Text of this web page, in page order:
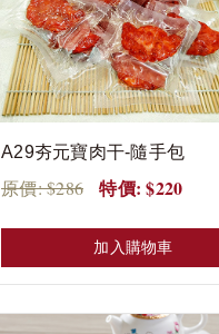
A29夯元寶肉干-隨手包
原價: $286 特價: $220
加入購物車